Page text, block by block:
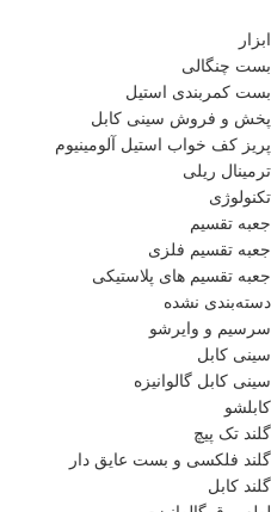
ابزار
بست چنگالی
بست کمربندی استیل
پخش و فروش سینی کابل
پريز كف خواب استيل آلومينيوم
ترمینال ریلی
تکنولوژی
جعبه تقسیم
جعبه تقسیم فلزی
جعبه تقسیم های پلاستیکی
دسته‌بندی نشده
سرسیم و وایرشو
سینی کابل
سینی کابل گالوانیزه
کابلشو
گلند تک پیچ
گلند فلكسی و بست عایق دار
گلند کابل